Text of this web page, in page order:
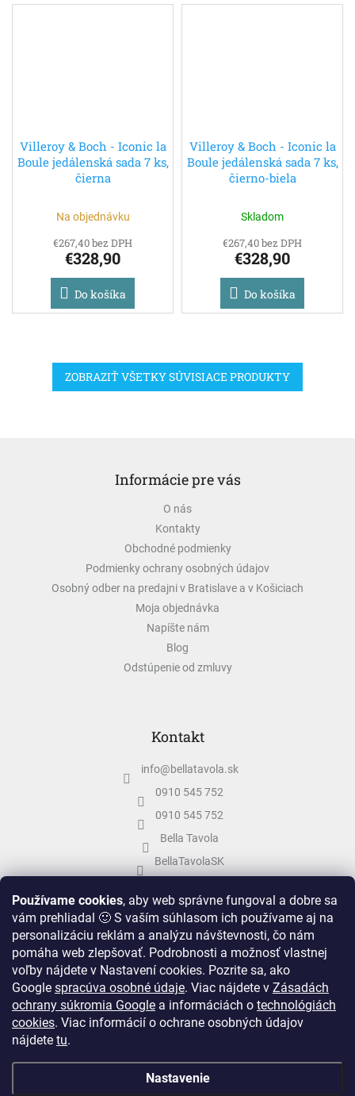
Používame cookies, aby web správne fungoval a dobre sa
vám prehliadal 🙂 S vaším súhlasom ich používame aj na
personalizáciu reklám a analýzu návštevnosti, čo nám
pomáha web zlepšovať. Podrobnosti a možnosť vlastnej
voľby nájdete v Nastavení cookies. Pozrite sa, ako
Google spracúva osobné údaje. Viac nájdete v Zásadách
ochrany súkromia Google a informáciách o technológiách
cookies. Viac informácií o ochrane osobných údajov
nájdete tu.
Nastavenie
Villeroy & Boch - Iconic la
Boule jedálenská sada 7 ks,
čierna
Na objednávku
€267,40 bez DPH
€328,90
Do košíka
Villeroy & Boch - Iconic la
Boule jedálenská sada 7 ks,
čierno-biela
Skladom
€267,40 bez DPH
€328,90
Do košíka
ZOBRAZIŤ VŠETKY SÚVISIACE PRODUKTY
Informácie pre vás
O nás
Kontakty
Obchodné podmienky
Podmienky ochrany osobných údajov
Osobný odber na predajni v Bratislave a v Košiciach
Moja objednávka
Napíšte nám
Blog
Odstúpenie od zmluvy
Kontakt
info@bellatavola.sk
0910 545 752
0910 545 752
Bella Tavola
BellaTavolaSK
Vytvoril Shoptet &